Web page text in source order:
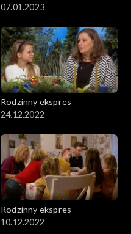
07.01.2023
Rodzinny ekspres
24.12.2022
Rodzinny ekspres
10.12.2022